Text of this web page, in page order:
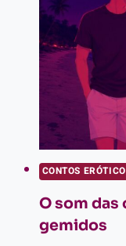
CONTOS
O som das
gemidos